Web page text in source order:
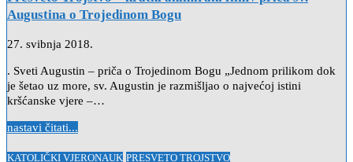
Augustina o Trojedinom Bogu
27. svibnja 2018.
. Sveti Augustin – priča o Trojedinom Bogu „Jednom prilikom dok
je šetao uz more, sv. Augustin je razmišljao o najvećoj istini
kršćanske vjere –…
nastavi čitati...
Posted
KATOLIČKI VJERONAUK PRESVETO TROJSTVO